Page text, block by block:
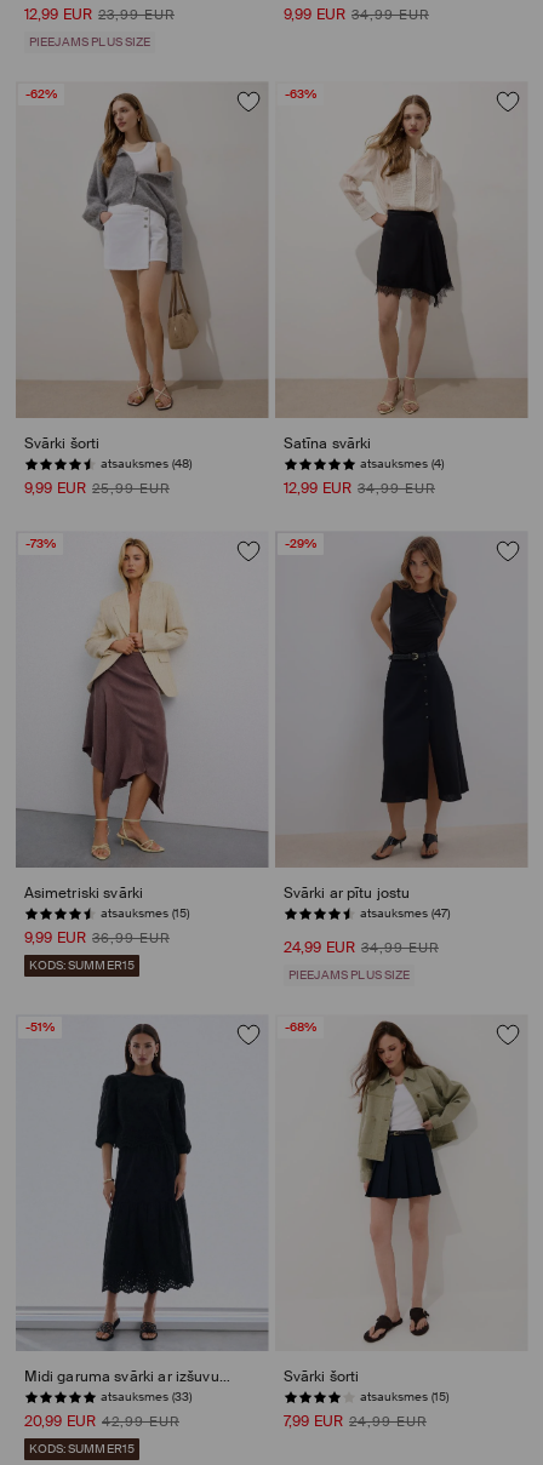
12,99 EUR 23,99 EUR
PIEEJAMS PLUS SIZE
9,99 EUR 34,99 EUR
-62%
Svārki šorti
atsauksmes (48)
9,99 EUR 25,99 EUR
-63%
Satīna svārki
atsauksmes (4)
12,99 EUR 34,99 EUR
-73%
Asimetriski svārki
atsauksmes (15)
9,99 EUR 36,99 EUR
KODS: SUMMER15
-29%
Svārki ar pītu jostu
PĒDĒJĀS PRECES
24,99 EUR 34,99 EUR
PIEEJAMS PLUS SIZE
-51%
Midi garuma svārki ar izšuvumu
atsauksmes (33)
20,99 EUR 42,99 EUR
KODS: SUMMER15
-68%
Svārki šorti
atsauksmes (15)
7,99 EUR 24,99 EUR